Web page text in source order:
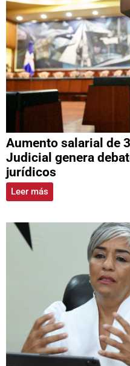
Aumento salarial de
Judicial genera
jurídicos
Leer más